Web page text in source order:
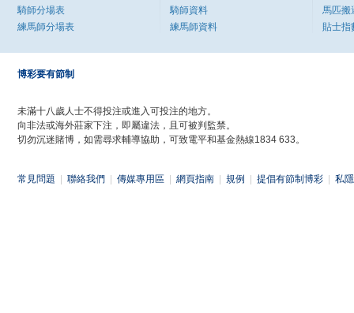
騎師分場表
練馬師分場表
騎師資料
練馬師資料
馬匹搬
貼士指
博彩要有節制
未滿十八歲人士不得投注或進入可投注的地方。
向非法或海外莊家下注，即屬違法，且可被判監禁。
切勿沉迷賭博，如需尋求輔導協助，可致電平和基金熱線1834 633。
常見問題 聯絡我們 傳媒專用區 網頁指南 規例 提倡有節制博彩 私